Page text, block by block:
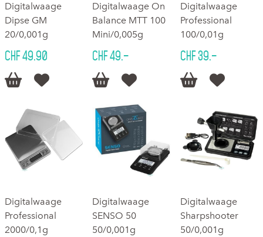
Digitalwaage
Dipse GM
20/0,001g
CHF 49.90
 
Digitalwaage On
Balance MTT 100
Mini/0,005g
CHF 49.–
 
Digitalwaage
Professional
100/0,01g
CHF 39.–
 
Digitalwaage
Professional
2000/0,1g
Digitalwaage
SENSO 50
50/0,001g
Digitalwaage
Sharpshooter
50/0,001g